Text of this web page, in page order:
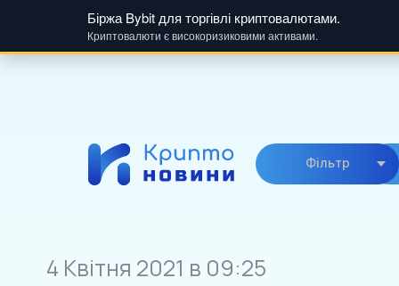
Біржа Bybit для торгівлі криптовалютами.
Криптовалюти є високоризиковими активами.
Фiльтр
4 Квітня 2021 в 09:25